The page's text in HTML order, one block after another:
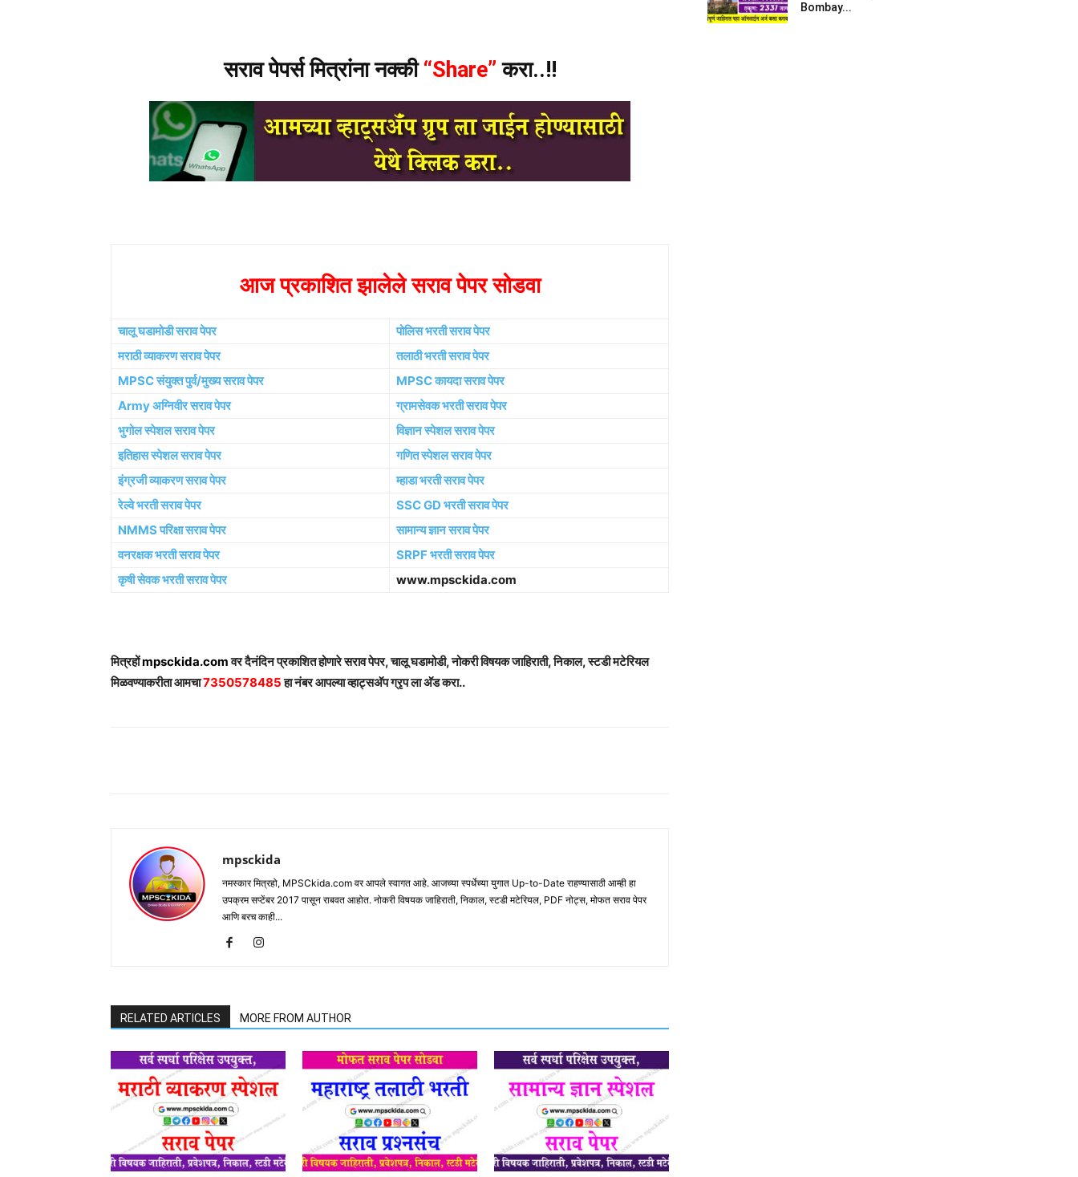
सराव पेपर्स मित्रांना नक्की“Share” करा..!!
आज प्रकाशित झालेले सराव पेपर सोडवा
चालू घडामोडी सराव पेपर
पोलिस भरती सराव पेपर
मराठी व्याकरण सराव पेपर
तलाठी भरती सराव पेपर
MPSC संयुक्त पुर्व/मुख्य सराव पेपर
MPSC कायदा सराव पेपर
Army अग्निवीर सराव पेपर
ग्रामसेवक भरती सराव पेपर
भुगोल स्पेशल सराव पेपर
विज्ञान स्पेशल सराव पेपर
इतिहास स्पेशल सराव पेपर
गणित स्पेशल सराव पेपर
इंग्रजी व्याकरण सराव पेपर
म्हाडा भरती सराव पेपर
रेल्वे भरती सराव पेपर
SSC GD भरती सराव पेपर
NMMS परिक्षा सराव पेपर
सामान्य ज्ञान सराव पेपर
वनरक्षक भरती सराव पेपर
SRPF भरती सराव पेपर
कृषी सेवक भरती सराव पेपर
www.mpsckida.com
मित्रहोंmpsckida.comवर दैनंदिन प्रकाशित होणारे सराव पेपर, चालू घडामोडी, नोकरी विषयक जाहिराती, निकाल, स्टडी मटेरियल
मिळवण्याकरीता आमचा7350578485हा नंबर आपल्या व्हाट्सअ‍ॅप ग्रृप ला अ‍ॅड करा..
mpsckida
नमस्कार मित्रहो, MPSCkida.com वर आपले स्वागत आहे. आजच्या स्पर्धेच्या युगात Up-to-Date राहण्यासाठी आम्ही हा
उपक्रम सप्टेंबर 2017 पासून राबवत आहोत. नोकरी विषयक जाहिराती, निकाल, स्टडी मटेरियल, PDF नोट्स, मोफत सराव पेपर
आणि बरच काही...
RELATED ARTICLES MORE FROM AUTHOR
Bombay...